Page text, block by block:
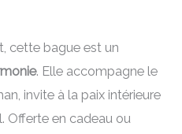
cette bague est un
. Elle accompagne le
invite à la paix intérieure
Offerte en cadeau ou